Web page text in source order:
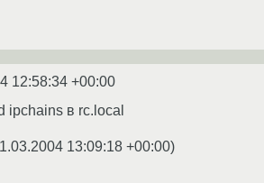
12:58:34 +00:00
в rc.local
13:09:18 +00:00)